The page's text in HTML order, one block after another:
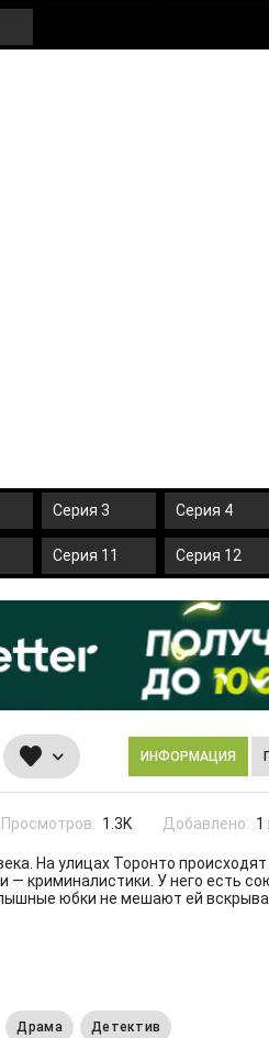
Серия 3 Серия 4
Серия 11 Серия 12
ИНФОРМАЦИЯ
Просмотров: 1.3K Добавлено: 1
На улицах Торонто
— криминалистики. У него есть
юбки не мешают ей
Драма Детектив